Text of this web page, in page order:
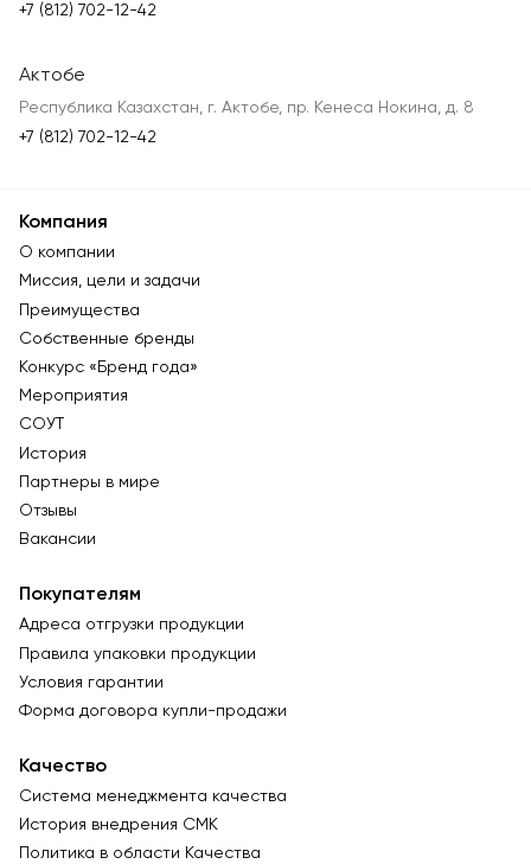
+7 (812) 702-12-42
Актобе
Республика Казахстан, г. Актобе, пр. Кенеса Нокина, д. 8
+7 (812) 702-12-42
Компания
О компании
Миссия, цели и задачи
Преимущества
Собственные бренды
Конкурс «Бренд года»
Мероприятия
СОУТ
История
Партнеры в мире
Отзывы
Вакансии
Покупателям
Адреса отгрузки продукции
Правила упаковки продукции
Условия гарантии
Форма договора купли-продажи
Качество
Система менеджмента качества
История внедрения СМК
Политика в области Качества